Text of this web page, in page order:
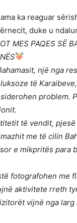
ka reaguar
duke u
MES PAQES SË
një nga
të
problem.
të vendit,
me të cilin
e mikpritës para
fotografohen me
aktivitete rreth
vijnë nga larg